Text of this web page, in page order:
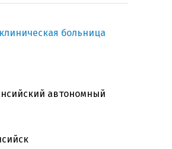
больница
автономный